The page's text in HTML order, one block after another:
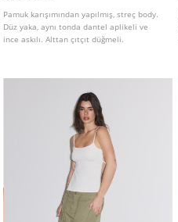
Pamuk karışımından yapılmış, streç body.
Düz yaka, aynı tonda dantel aplikeli ve
ince askılı. Alttan çıtçıt düğmeli.